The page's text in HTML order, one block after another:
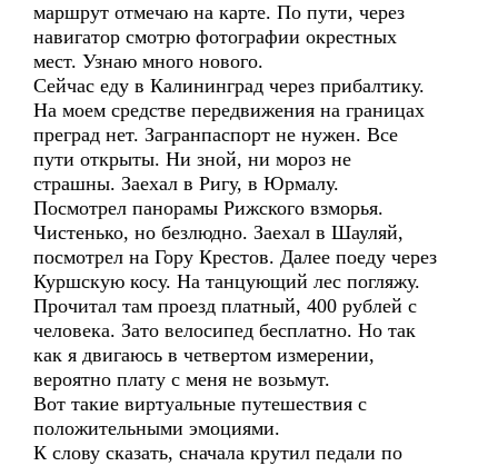
маршрут отмечаю на карте. По пути, через
навигатор смотрю фотографии окрестных
мест. Узнаю много нового.
Сейчас еду в Калининград через прибалтику.
На моем средстве передвижения на границах
преград нет. Загранпаспорт не нужен. Все
пути открыты. Ни зной, ни мороз не
страшны. Заехал в Ригу, в Юрмалу.
Посмотрел панорамы Рижского взморья.
Чистенько, но безлюдно. Заехал в Шауляй,
посмотрел на Гору Крестов. Далее поеду через
Куршскую косу. На танцующий лес погляжу.
Прочитал там проезд платный, 400 рублей с
человека. Зато велосипед бесплатно. Но так
как я двигаюсь в четвертом измерении,
вероятно плату с меня не возьмут.
Вот такие виртуальные путешествия с
положительными эмоциями.
К слову сказать, сначала крутил педали по